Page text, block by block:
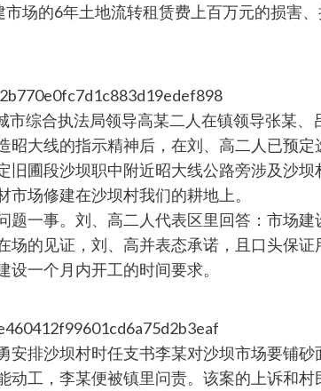
场的6年土地流转租赁费上百万元的损害
综合执法局领导高某二人在镇领导张某
大线的指示精神后，在刘、高二人已预
圃段沙坝职中附近昭大线公路旁涉及沙
场修建在沙坝村我们的耕地上。
一事。刘、高二人代表区里回答：市场
的见证，刘、高并表态承诺，且口头保
一个月内开工的时间要求。
排沙坝村时任支书李某对沙坝市场要铺
工，李某便被镇里问责。该案的上诉和